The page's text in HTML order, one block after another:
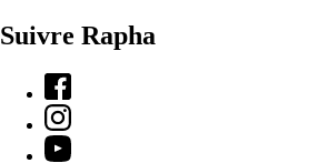
Suivre Rapha
Facebook
Instagram
YouTube